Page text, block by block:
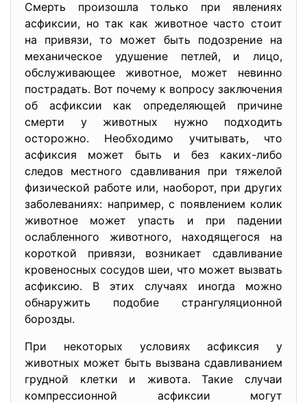
Смерть произошла только при явлениях
асфиксии, но так как животное часто стоит
на привязи, то может быть подозрение на
механическое удушение петлей, и лицо,
обслуживающее животное, может невинно
пострадать. Вот почему к вопросу заключения
об асфиксии как определяющей причине
смерти у животных нужно подходить
осторожно. Необходимо учитывать, что
асфиксия может быть и без каких-либо
следов местного сдавливания при тяжелой
физической работе или, наоборот, при других
заболеваниях: например, с появлением колик
животное может упасть и при падении
ослабленного животного, находящегося на
короткой привязи, возникает сдавливание
кровеносных сосудов шеи, что может вызвать
асфиксию. В этих случаях иногда можно
обнаружить подобие странгуляционной
борозды.
При некоторых условиях асфиксия у
животных может быть вызвана сдавливанием
грудной клетки и живота. Такие случаи
компрессионной асфиксии могут